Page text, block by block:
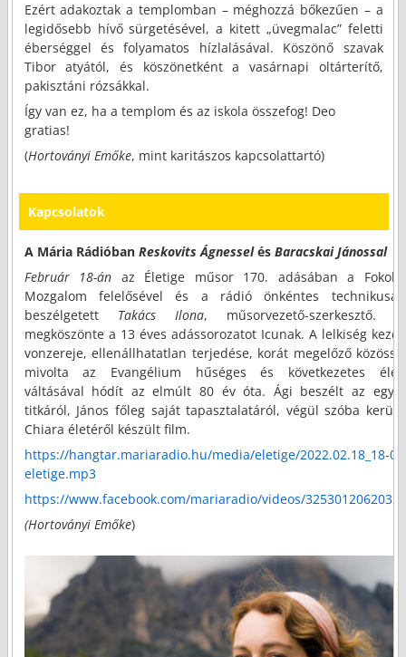
Ezért adakoztak a templomban – méghozzá bőkezűen – a
legidősebb hívő sürgetésével, a kitett „üvegmalac” feletti
éberséggel és folyamatos hízlalásával. Köszönő szavak
Tibor atyától, és köszönetként a vasárnapi oltárterítő,
pakisztáni rózsákkal.
Így van ez, ha a templom és az iskola összefog! Deo
gratias!
(Hortoványi Emőke, mint karitászos kapcsolattartó)
Kapcsolatok
A Mária Rádióban Reskovits Ágnesselés Baracskai Jánossal
Február 18-án az Életige műsor 170. adásában a
Mozgalom felelősével és a rádió önkéntes
beszélgetett Takács Ilona, műsorvezető-szerkesztő.
megköszönte a 13 éves adássorozatot Icunak. A lelkiség
vonzereje, ellenállhatatlan terjedése, korát megelőző
mivolta az Evangélium hűséges és következetes
váltásával hódít az elmúlt 80 év óta. Ági beszélt az
titkáról, János főleg saját tapasztalatáról, végül szóba került
Chiara életéről készült film.
https://hangtar.mariaradio.hu/media/eletige/2022.02.18_18-
eletige.mp3
https://www.facebook.com/mariaradio/videos/
(Hortoványi Emőke)